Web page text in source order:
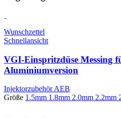
Wunschzettel
Schnellansicht
VGI-Einspritzdüse Messing
Aluminiumversion
Injektorzubehör AEB
Größe 1.5mm 1.8mm 2.0mm 2.2mm